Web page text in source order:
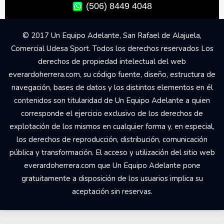
(506) 8449 4048
© 2017 Un Equipo Adelante, San Rafael de Alajuela,
Comercial Udesa Sport. Todos los derechos reservados Los
derechos de propiedad intelectual del web
everardoherrera.com, su código fuente, diseño, estructura de
navegación, bases de datos y los distintos elementos en él
contenidos son titularidad de Un Equipo Adelante a quien
corresponde el ejercicio exclusivo de los derechos de
explotación de los mismos en cualquier forma y, en especial,
los derechos de reproducción, distribución, comunicación
pública y transformación. El acceso y utilización del sitio web
everardoherrera.com que Un Equipo Adelante pone
gratuitamente a disposición de los usuarios implica su
aceptación sin reservas.